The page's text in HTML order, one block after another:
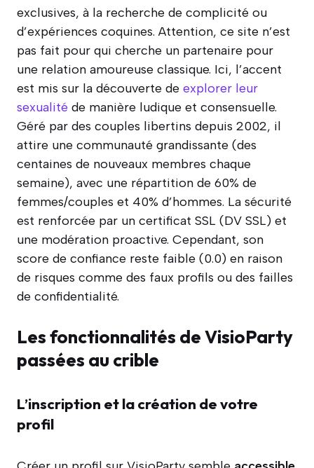
exclusives, à la recherche de complicité ou
d’expériences coquines. Attention, ce site n’est
pas fait pour qui cherche un partenaire pour
une relation amoureuse classique. Ici, l’accent
est mis sur la découverte de explorer leur
sexualité de manière ludique et consensuelle.
Géré par des couples libertins depuis 2002, il
attire une communauté grandissante (des
centaines de nouveaux membres chaque
semaine), avec une répartition de 60% de
femmes/couples et 40% d’hommes. La sécurité
est renforcée par un certificat SSL (DV SSL) et
une modération proactive. Cependant, son
score de confiance reste faible (0.0) en raison
de risques comme des faux profils ou des failles
de confidentialité.
Les fonctionnalités de VisioParty
passées au crible
L’inscription et la création de votre
profil